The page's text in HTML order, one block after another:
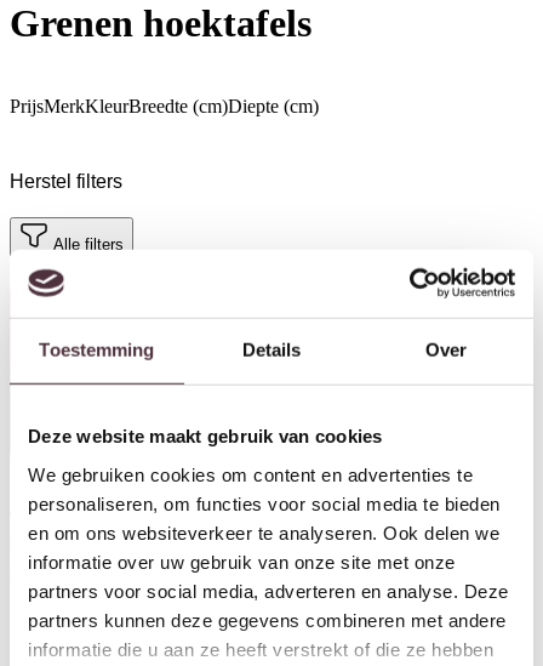
Toestemming Details Over
Deze website maakt gebruik van cookies
We gebruiken cookies om content en advertenties te
personaliseren, om functies voor social media te bieden
en om ons websiteverkeer te analyseren. Ook delen we
informatie over uw gebruik van onze site met onze
partners voor social media, adverteren en analyse. Deze
partners kunnen deze gegevens combineren met andere
informatie die u aan ze heeft verstrekt of die ze hebben
Grenen hoektafels
PrijsMerkKleurBreedte (cm)Diepte (cm)
Herstel filters
Alle filters
Tower Living hoektafel Fleur
square poot 60x60x45 cm
grenen
219,00
ronde poot 60x60x45 cm grenen
€ 219,00